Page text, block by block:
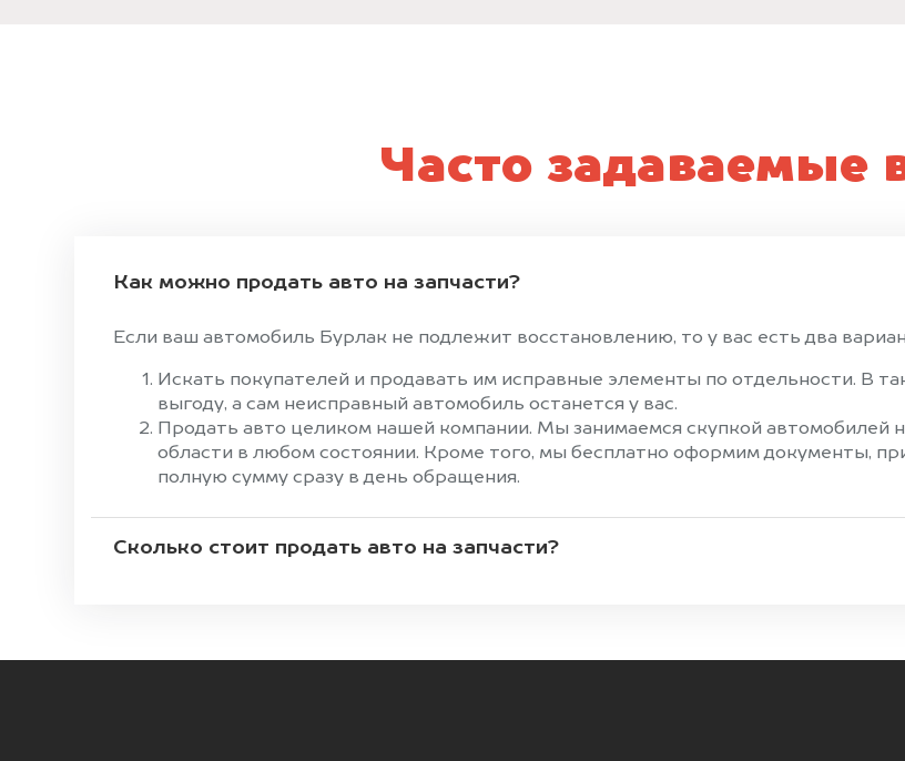
Часто задаваемые
Как можно продать авто на запчасти?
Если ваш автомобиль Бурлак не подлежит восстановлению, то у вас есть два
Искать покупателей и продавать им исправные элементы по отдельности. В
выгоду, а сам неисправный автомобиль останется у вас.
Продать авто целиком нашей компании. Мы занимаемся скупкой автомобилей
области в любом состоянии. Кроме того, мы бесплатно оформим документы,
полную сумму сразу в день обращения.
Сколько стоит продать авто на запчасти?